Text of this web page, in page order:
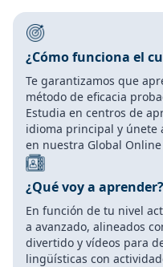
¿Cómo funciona el
Te garantizamos que
método de eficacia
Estudia en centros de
idioma principal y únete
en nuestra Global Online
¿Qué voy a aprender?
En función de tu nivel
a avanzado, alineados
divertido y vídeos para
lingüísticas con